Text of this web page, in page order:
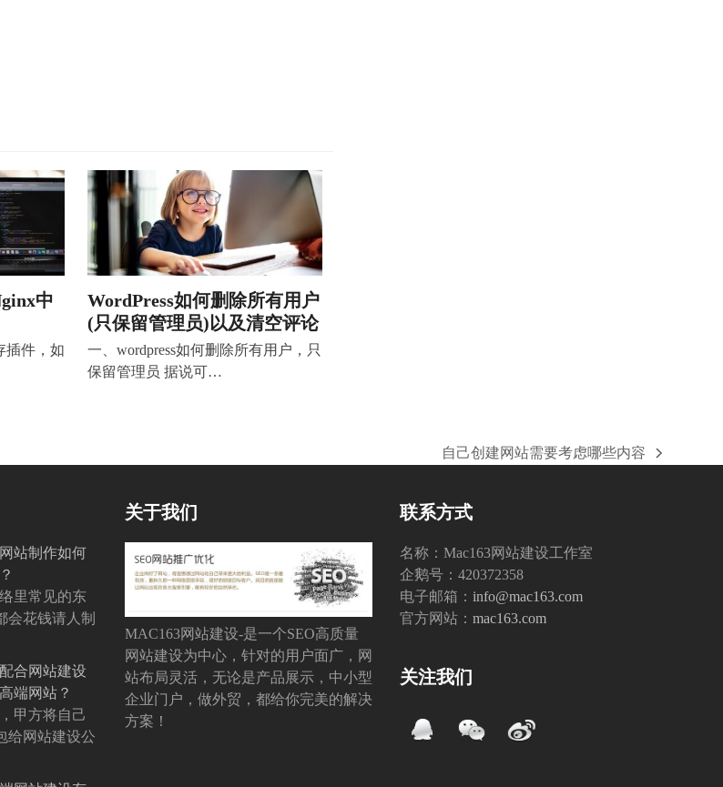
中
插件，如
WordPress如何删除所有用户
(只保留管理员)以及清空评论
一、wordpress如何删除所有用户，只
保留管理员 据说可…
下
篇
章:
自己创建网站需要考虑哪些内容
站制作如何
里常见的东
会花钱请人制
合网站建设
端网站？
甲方将自己
给网站建设公
关于我们
MAC163网站建设-是一个SEO高质量
网站建设为中心，针对的用户面广，网
站布局灵活，无论是产品展示，中小型
企业门户，做外贸，都给你完美的解决
方案！
联系方式
名称：Mac163网站建设工作室
企鹅号：420372358
电子邮箱：info@mac163.com
官方网站：mac163.com
关注我们